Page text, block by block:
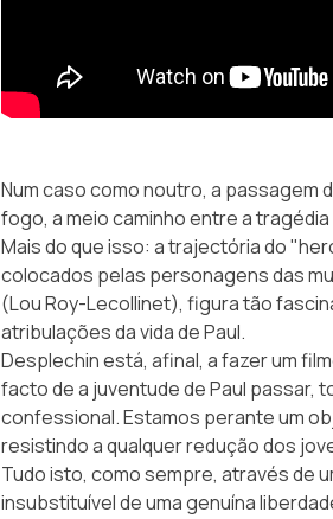
Num caso como noutro, a passagem
fogo, a meio caminho entre a
Mais do que isso: a trajectória do
colocados pelas personagens das
(Lou Roy-Lecollinet), figura tão
atribulações da vida de Paul.
Desplechin está, afinal, a fazer um
facto de a juventude de Paul passar,
confessional. Estamos perante um
resistindo a qualquer redução dos
Tudo isto, como sempre, através de
insubstituível de uma genuína